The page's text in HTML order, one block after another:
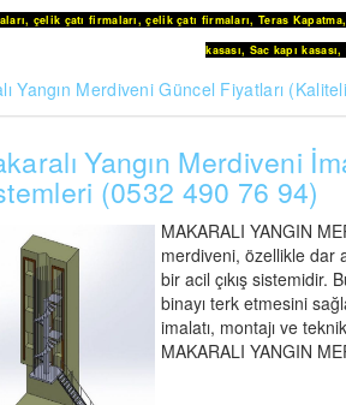
, çelik çatı firmaları,çelik çatı firmaları,Teras Kapatma,
kasası, Sac kapı kasası,
Yangın Merdiveni Güncel Fiyatları
Yangın Merdiveni
(0532 490 76 94)
MAKARALI YANGIN
merdiveni, özellikle dar
bir acil çıkış sistemidir.
binayı terk etmesini
imalatı, montajı ve
MAKARALI YANGIN